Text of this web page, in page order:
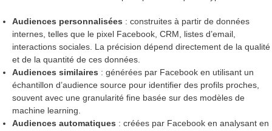
Audiences personnalisées : construites à partir de données
internes, telles que le pixel Facebook, CRM, listes d’email,
interactions sociales. La précision dépend directement de la qualité
et de la quantité de ces données.
Audiences similaires : générées par Facebook en utilisant un
échantillon d’audience source pour identifier des profils proches,
souvent avec une granularité fine basée sur des modèles de
machine learning.
Audiences automatiques : créées par Facebook en analysant en